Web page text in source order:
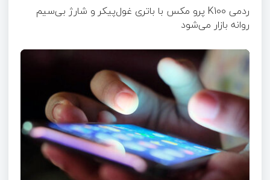
ردمی K100 پرو مکس با باتری غول‌پیکر و شارژ بی‌سیم
روانه بازار می‌شود